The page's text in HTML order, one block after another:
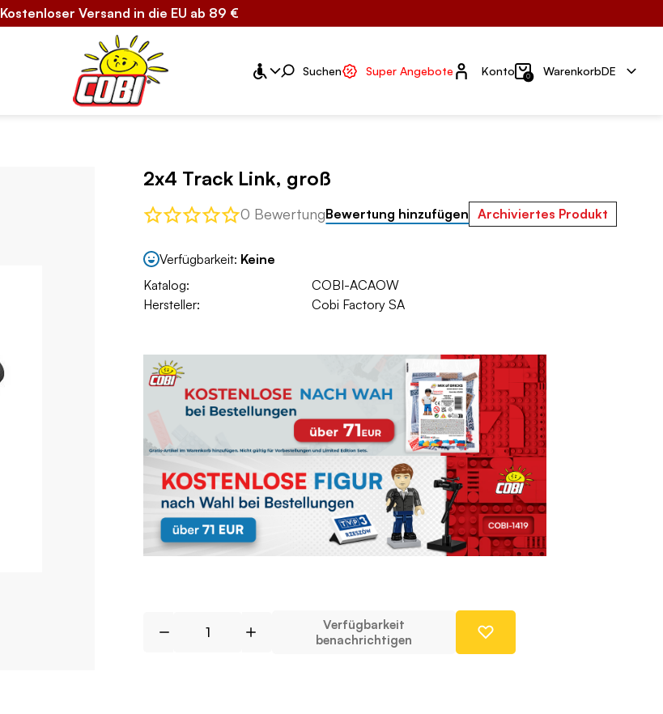
Kostenloser Versand in die EU ab 89 €
Suchen Super Angebote Konto
Konto 0 WarenkorbDE
2x4 Track Link, groß
0 BewertungBewertung hinzufügen Archiviertes Produkt
Verfügbarkeit: Keine
Katalog:
COBI-ACAOW
Hersteller:
Cobi Factory SA
Verfügbarkeit
benachrichtigen